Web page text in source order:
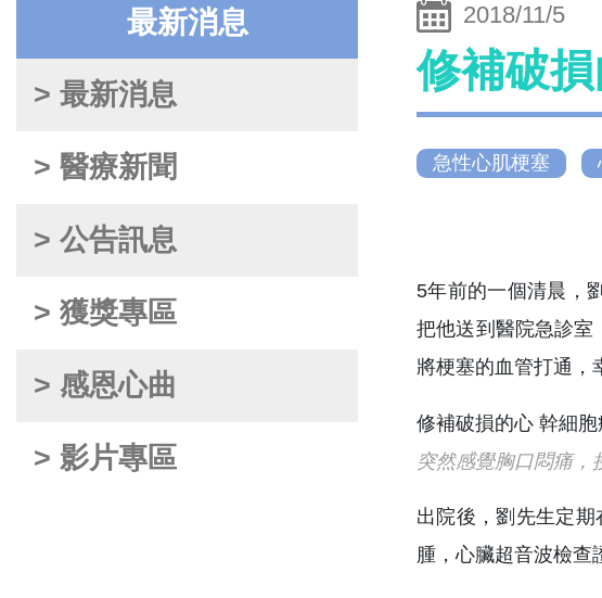
最新消息
> 最新消息
> 醫療新聞
> 公告訊息
> 獲獎專區
> 感恩心曲
> 影片專區
2018/11/5
修補破
急性心肌梗塞
5年前的一個清晨，
把他送到醫院急診室
將梗塞的血管打通，
突然感覺胸口悶痛，
出院後，劉先生定
腫，心臟超音波檢查